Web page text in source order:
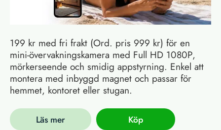
199 kr med fri frakt (Ord. pris 999 kr) för en
mini-övervakningskamera med Full HD 1080P,
mörkerseende och smidig appstyrning. Enkel att
montera med inbyggd magnet och passar för
hemmet, kontoret eller stugan.
Läs mer Köp